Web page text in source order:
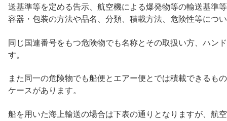
送基準等を定める告示、航空機による爆発物等の輸送基準
容器・包装の方法や品名、分類、積載方法、危険性等につ
同じ国連番号をもつ危険物でも名称とその取扱い方、ハン
す。
また同一の危険物でも船便とエアー便とでは積載できるも
ケースがあります。
船を用いた海上輸送の場合は下表の通りとなりますが、航